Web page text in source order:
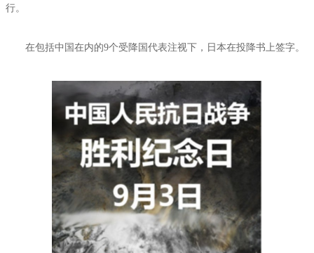
行。
在包括中国在内的9个受降国代表注视下，日本在投降书上签字。